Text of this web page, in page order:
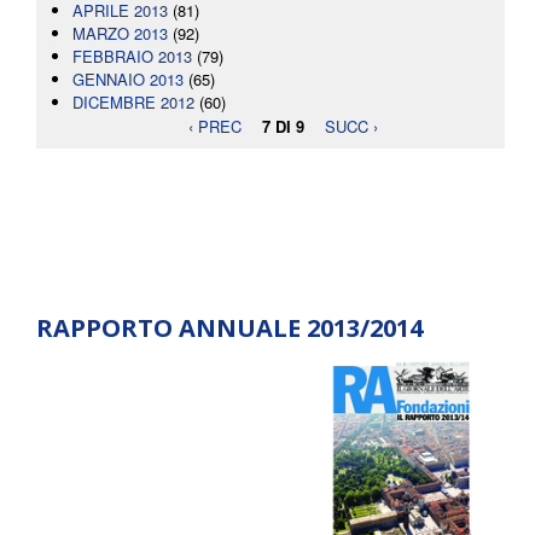
APRILE 2013 (81)
MARZO 2013 (92)
FEBBRAIO 2013 (79)
GENNAIO 2013 (65)
DICEMBRE 2012 (60)
‹ PREC
7 DI 9 SUCC ›
RAPPORTO ANNUALE 2013/2014